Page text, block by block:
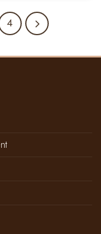
4